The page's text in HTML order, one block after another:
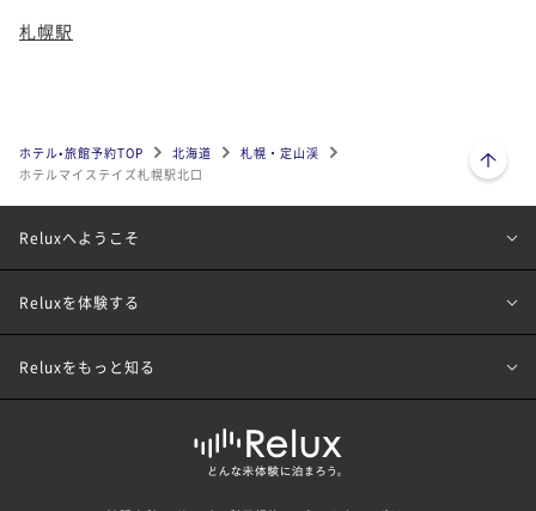
札幌駅
ホテル•旅館予約TOP 北海道
札幌・定山渓
ホテルマイステイズ札幌駅北口
ページトップへ
Reluxへようこそ
Reluxを体験する
Reluxをもっと知る